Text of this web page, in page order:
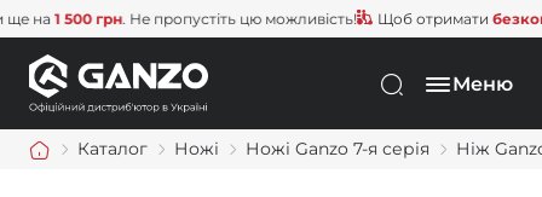
на1 500 грн. Не пропустіть цю можливість! Щоб отримати
Меню
Каталог Ножі Ножі Ganzo 7-я серія Ніж